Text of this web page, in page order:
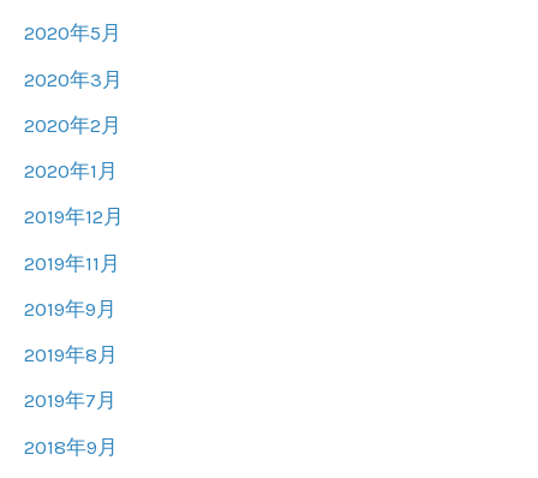
2020年5月
2020年3月
2020年2月
2020年1月
2019年12月
2019年11月
2019年9月
2019年8月
2019年7月
2018年9月